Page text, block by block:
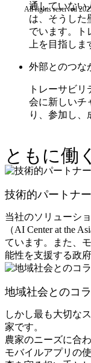
All rights reserved
通していない
は、そうした
でいます。ト
上を目指しま
外部とのつな
トレーサビ
会に新しいチ
り、参加し、
ともに働
技術的パートナー
当社のソリューシ
（AI Center at the
ています。また、
能性を支援する政
地域社会とのコ
しかし最も大切な
家です。
農家のニーズに合
モバイルアプリの